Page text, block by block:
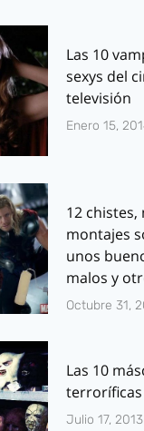
Las 10
sexys del
televisión
Enero 15,
12 chistes,
montajes
unos
malos y
Octubre 31,
Las 10
Julio 17, 2013